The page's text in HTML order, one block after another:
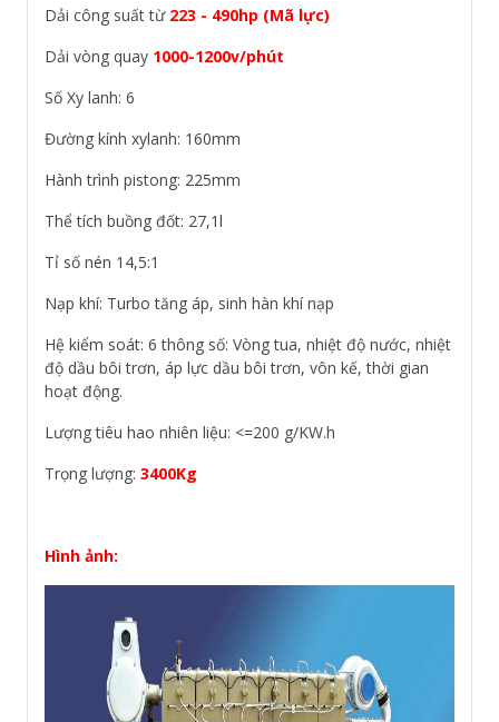
Dải công suất từ223 - 490hp (Mã lực)
Dải vòng quay 1000-1200v/phút
Số Xy lanh: 6
Đường kính xylanh: 160mm
Hành trình pistong: 225mm
Thể tích buồng đốt: 27,1l
Tỉ số nén 14,5:1
Nạp khí: Turbo tăng áp, sinh hàn khí nạp
Hệ kiểm soát: 6 thông số: Vòng tua, nhiệt độ nước, nhiệt
độ dầu bôi trơn, áp lực dầu bôi trơn, vôn kế, thời gian
hoạt động.
Lượng tiêu hao nhiên liệu: <=200 g/KW.h
Trọng lượng: 3400Kg
Hình ảnh: